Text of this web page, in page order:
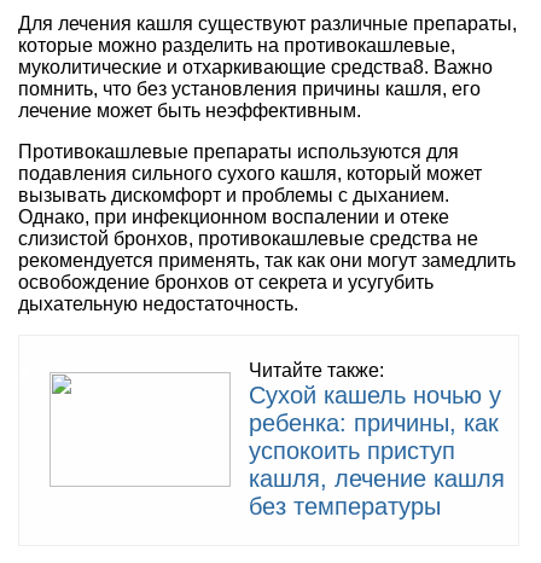
Для лечения кашля существуют различные препараты,
которые можно разделить на противокашлевые,
муколитические и отхаркивающие средства8. Важно
помнить, что без установления причины кашля, его
лечение может быть неэффективным.
Противокашлевые препараты используются для
подавления сильного сухого кашля, который может
вызывать дискомфорт и проблемы с дыханием.
Однако, при инфекционном воспалении и отеке
слизистой бронхов, противокашлевые средства не
рекомендуется применять, так как они могут замедлить
освобождение бронхов от секрета и усугубить
дыхательную недостаточность.
Читайте также:
Сухой кашель ночью у
ребенка: причины, как
успокоить приступ
кашля, лечение кашля
без температуры